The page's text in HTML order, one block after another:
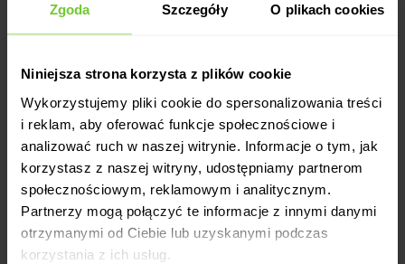
Zgoda Szczegóły O plikach cookies
Niniejsza strona korzysta z plików cookie
Wykorzystujemy pliki cookie do spersonalizowania treści
i reklam, aby oferować funkcje społecznościowe i
analizować ruch w naszej witrynie. Informacje o tym, jak
korzystasz z naszej witryny, udostępniamy partnerom
społecznościowym, reklamowym i analitycznym.
Partnerzy mogą połączyć te informacje z innymi danymi
otrzymanymi od Ciebie lub uzyskanymi podczas
korzystania z ich usług.
nerwy. Staniesz się człowiekiem bardziej świadomym swoich
emocji, będziesz w pełni kontrolować ciało, co poprawi Twoją
może dać Ci joga Szczecin Outlet Park to miejsce, w którym
trenerami, poznaj możliwości oraz potencjał treningów.
Osoby początkujące będą powoli, z rozmysłem wprowadzane
w temat jogi. Natomiast ci, którzy kiedyś ćwiczyli i chcieliby
powrócić do treningów albo wejść na nowy, wyższy poziom,
poznają kolejne asany. Instruktorzy mają odpowiednie
kwalifikacje oraz wiedzę, dzięki czemu z łatwością dopasują
rodzaj ćwiczeń do kondycji uczestników.